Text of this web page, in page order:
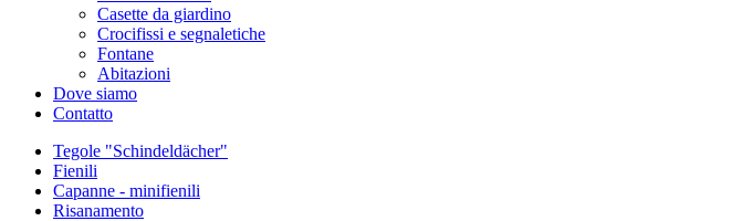
Casette da giardino
Crocifissi e segnaletiche
Fontane
Abitazioni
Dove siamo
Contatto
Tegole "Schindeldächer"
Fienili
Capanne - minifienili
Risanamento